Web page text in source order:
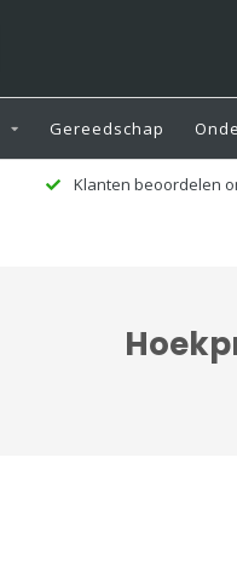
Gereedschap
Klanten beoordelen